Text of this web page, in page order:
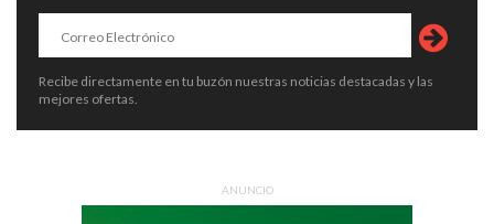
Recibe directamente en tu buzón nuestras noticias destacadas y las
mejores ofertas.
ANUNCIO